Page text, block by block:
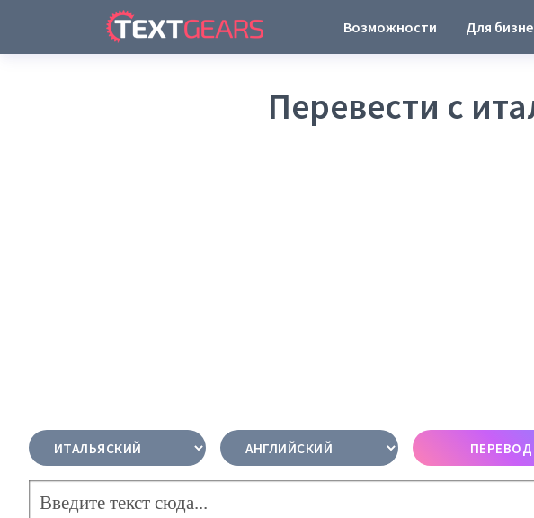
Возможности Для
Перевести с
ПЕРЕВОД